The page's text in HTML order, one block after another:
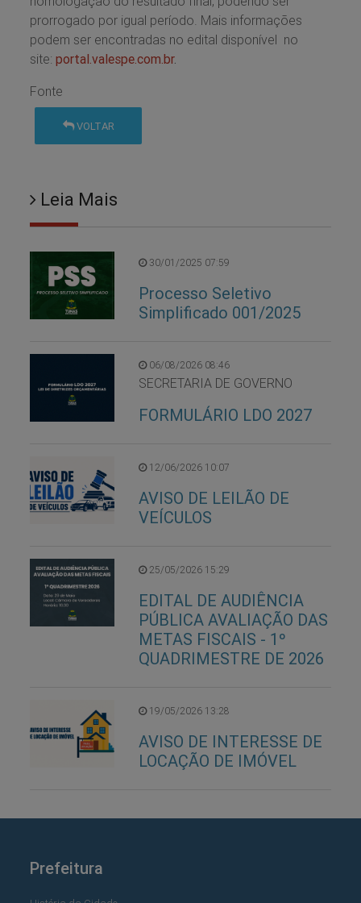
prorrogado por igual período. Mais informações
podem ser encontradas no edital disponível no
site: portal.valespe.com.br.
Fonte
VOLTAR
Leia Mais
30/01/2025 07:59
Processo Seletivo
Simplificado 001/2025
06/08/2026 08:46
SECRETARIA DE GOVERNO
FORMULÁRIO LDO 2027
12/06/2026 10:07
AVISO DE LEILÃO DE
VEÍCULOS
25/05/2026 15:29
EDITAL DE AUDIÊNCIA
PÚBLICA AVALIAÇÃO DAS
METAS FISCAIS - 1º
QUADRIMESTRE DE 2026
19/05/2026 13:28
AVISO DE INTERESSE DE
LOCAÇÃO DE IMÓVEL
Prefeitura